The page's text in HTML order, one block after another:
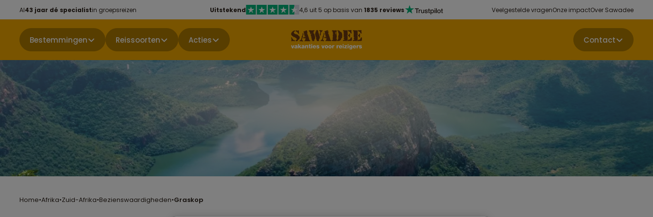
Al43 jaar dé specialistin groepsreizen Uitstekend 4,6 uit 5 op basis van 1835 reviews Veelgestelde vragenOnze impactOver Sawadee
Bestemmingen Reissoorten Acties Contact
Home•Afrika•Zuid-Afrika•Bezienswaardigheden•Graskop